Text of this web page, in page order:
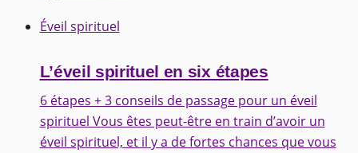
Éveil spirituel
L’éveil spirituel en six étapes
6 étapes + 3 conseils de passage pour un éveil
spirituel Vous êtes peut-être en train d’avoir un
éveil spirituel, et il y a de fortes chances que vous